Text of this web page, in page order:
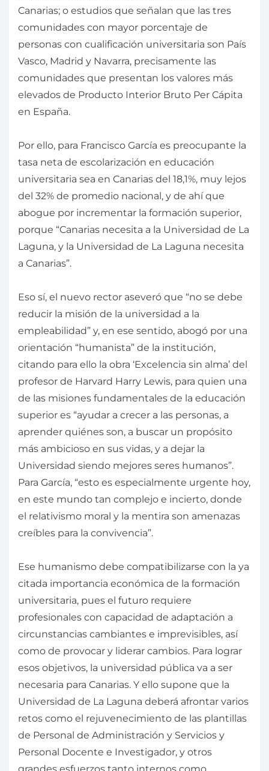
Canarias; o estudios que señalan que las tres
comunidades con mayor porcentaje de
personas con cualificación universitaria son País
Vasco, Madrid y Navarra, precisamente las
comunidades que presentan los valores más
elevados de Producto Interior Bruto Per Cápita
en España.
Por ello, para Francisco García es preocupante la
tasa neta de escolarización en educación
universitaria sea en Canarias del 18,1%, muy lejos
del 32% de promedio nacional, y de ahí que
abogue por incrementar la formación superior,
porque “Canarias necesita a la Universidad de La
Laguna, y la Universidad de La Laguna necesita
a Canarias”.
Eso sí, el nuevo rector aseveró que “no se debe
reducir la misión de la universidad a la
empleabilidad” y, en ese sentido, abogó por una
orientación “humanista” de la institución,
citando para ello la obra ‘Excelencia sin alma’ del
profesor de Harvard Harry Lewis, para quien una
de las misiones fundamentales de la educación
superior es “ayudar a crecer a las personas, a
aprender quiénes son, a buscar un propósito
más ambicioso en sus vidas, y a dejar la
Universidad siendo mejores seres humanos”.
Para García, “esto es especialmente urgente hoy,
en este mundo tan complejo e incierto, donde
el relativismo moral y la mentira son amenazas
creíbles para la convivencia”.
Ese humanismo debe compatibilizarse con la ya
citada importancia económica de la formación
universitaria, pues el futuro requiere
profesionales con capacidad de adaptación a
circunstancias cambiantes e imprevisibles, así
como de provocar y liderar cambios. Para lograr
esos objetivos, la universidad pública va a ser
necesaria para Canarias. Y ello supone que la
Universidad de La Laguna deberá afrontar varios
retos como el rejuvenecimiento de las plantillas
de Personal de Administración y Servicios y
Personal Docente e Investigador, y otros
grandes esfuerzos tanto internos como